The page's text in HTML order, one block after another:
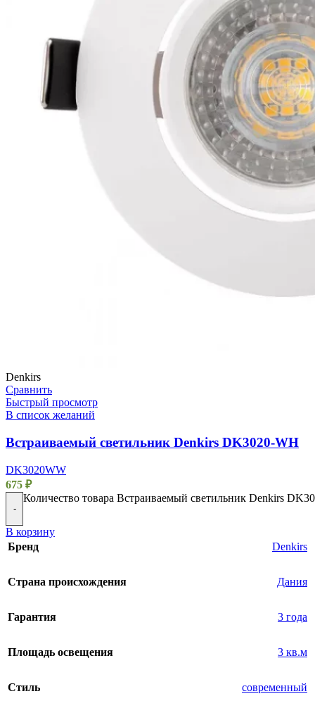
Denkirs
Сравнить
Быстрый просмотр
В список желаний
Встраиваемый светильник Denkirs DK3020-WH
DK3020WW
675 ₽
-
Количество товара Встраиваемый светильник Denkirs
В корзину
Бренд
Denkirs
Страна происхождения Дания
Гарантия 3 года
Площадь освещения 3 кв.м
Стиль современный